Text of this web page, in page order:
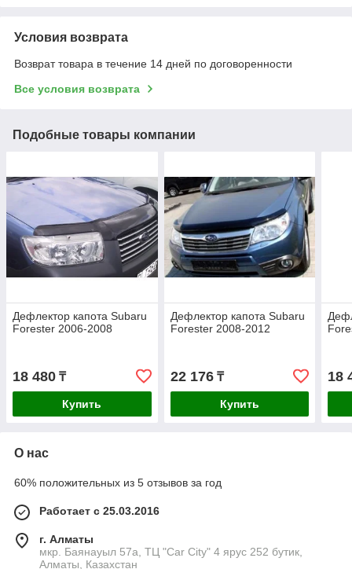
Условия возврата
Возврат товара в течение 14 дней по договоренности
Все условия возврата
Подобные товары компании
Дефлектор капота Subaru
Forester 2006-2008
18 480 ₸
Купить
Дефлектор капота Subaru
Forester 2008-2012
22 176₸
Купить
18
О нас
60% положительных из 5 отзывов за год
Работает с 25.03.2016
г. Алматы
мкр. Баянауыл 57а, ТЦ "Car Сity" 4 ярус 252 бутик,
Алматы, Казахстан